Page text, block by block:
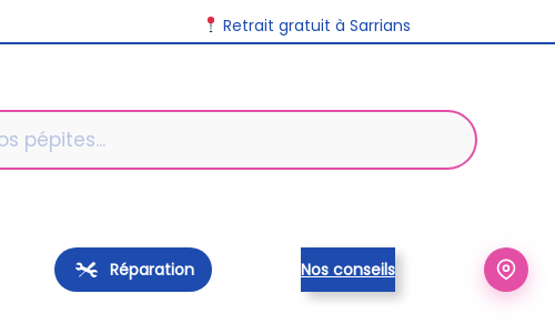
Retrait gratuit à Sarrians
Réparation Nos conseils